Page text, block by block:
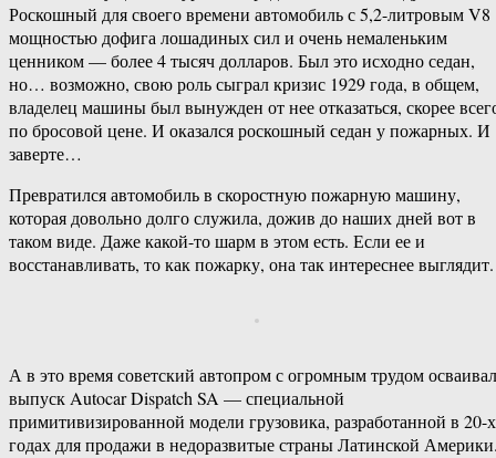
Роскошный для своего времени автомобиль с 5,2-литровым V8
мощностью дофига лошадиных сил и очень немаленьким
ценником — более 4 тысяч долларов. Был это исходно седан,
но… возможно, свою роль сыграл кризис 1929 года, в общем,
владелец машины был вынужден от нее отказаться, скорее
по бросовой цене. И оказался роскошный седан у пожарных. И
заверте…
Превратился автомобиль в скоростную пожарную машину,
которая довольно долго служила, дожив до наших дней вот в
таком виде. Даже какой-то шарм в этом есть. Если ее и
восстанавливать, то как пожарку, она так интереснее выглядит.
А в это время советский автопром с огромным трудом осваивал
выпуск Autocar Dispatch SA — специальной
примитивизированной модели грузовика, разработанной в 20-х
годах для продажи в недоразвитые страны Латинской